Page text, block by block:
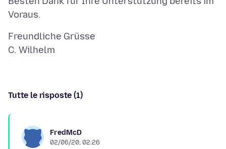
Freundliche Grüsse
Tutte le risposte (1)
FredMcD
02/06/20, 02:26